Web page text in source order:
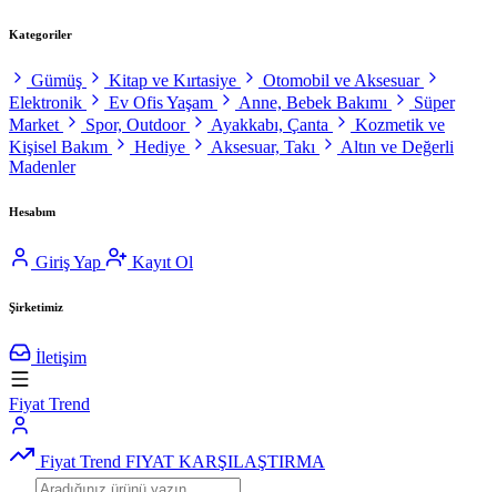
Kategoriler
Gümüş Kitap ve Kırtasiye
Otomobil ve Aksesuar
Elektronik
Ev Ofis Yaşam Anne, Bebek Bakımı
Süper
Market
Spor, Outdoor Ayakkabı, Çanta
Kozmetik ve
Kişisel Bakım
Hediye Aksesuar, Takı
Altın ve Değerli
Madenler
Hesabım
Giriş Yap Kayıt Ol
Şirketimiz
İletişim
Fiyat Trend
Fiyat Trend FIYAT KARŞILAŞTIRMA